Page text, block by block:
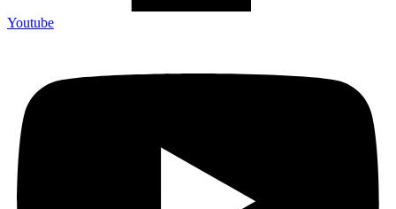
Youtube